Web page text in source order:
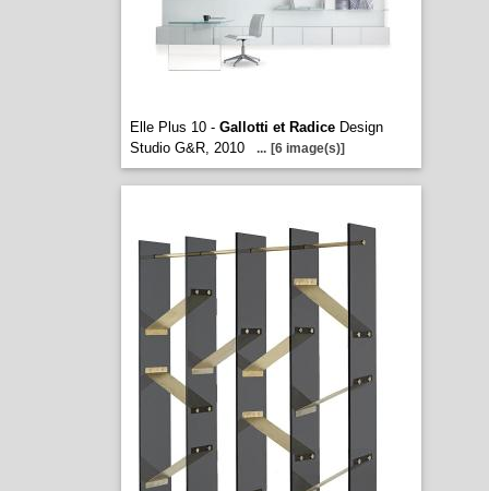
Elle Plus 10 - Gallotti et RadiceDesign
Studio G&R, 2010
... [6 image(s)]